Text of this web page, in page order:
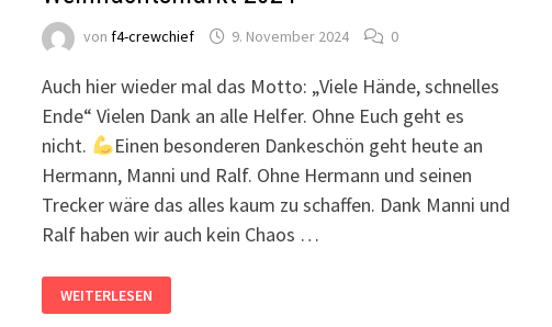
vonf4-crewchief 9. November 2024 0
Auch hier wieder mal das Motto: „Viele Hände, schnelles
Ende“ Vielen Dank an alle Helfer. Ohne Euch geht es
nicht.
Einen besonderen Dankeschön geht heute an
Hermann, Manni und Ralf. Ohne Hermann und seinen
Trecker wäre das alles kaum zu schaffen. Dank Manni und
Ralf haben wir auch kein Chaos …
ERSTE
AUFBAU
WEITERLESEN